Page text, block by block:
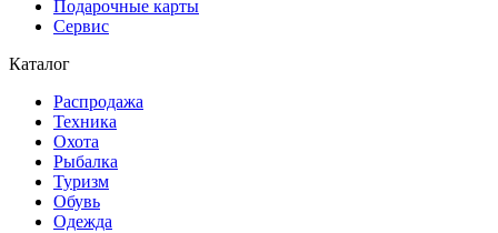
Подарочные карты
Сервис
Каталог
Распродажа
Техника
Охота
Рыбалка
Туризм
Обувь
Одежда